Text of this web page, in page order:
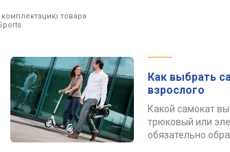
товара
Как выбрать
взрослого
Какой самокат
трюковый или
обязательно